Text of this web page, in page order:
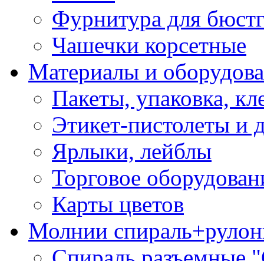
Фурнитура для
Чашечки корсетные
Материалы и
Пакеты, упаковка,
Этикет-пистолеты и
Ярлыки, лейблы
Торговое
Карты цветов
Молнии